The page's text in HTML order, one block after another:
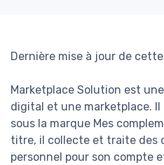
Dernière mise à jour de
Marketplace Solution est
digital et une marketplace. Il
sous la marque Mes
titre, il collecte et traite des
personnel pour son compte